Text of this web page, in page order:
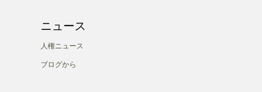
ニュース
人権ニュース
ブログから